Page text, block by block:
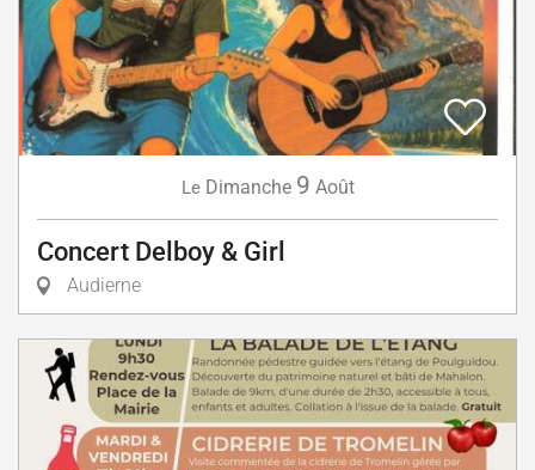
Le Dimanche 9 Août
Concert Delboy & Girl
Audierne